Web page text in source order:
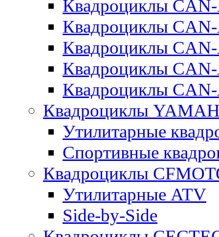
Квадроциклы
Квадроциклы
Квадроциклы
Квадроциклы
Квадроциклы
Квадроциклы
Утилитарные
Спортивные
Квадроциклы
Утилитарные ATV
Side-by-Side